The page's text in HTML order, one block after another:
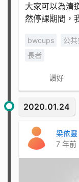
大家可以為清
然停課期間，
bwcups 公
長者
讚好
2020.01.24
梁依靈
7 年前